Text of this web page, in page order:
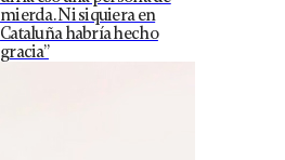
mierda. Ni siquiera en
Cataluña habría hecho
gracia”